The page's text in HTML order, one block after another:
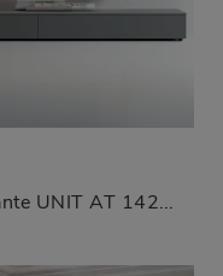
Clicca e scopri il modello Atlante UNIT AT 142 Tomasella: questo mobile per la televisione in laccato opaco è tra le più originali soluzioni per il ...